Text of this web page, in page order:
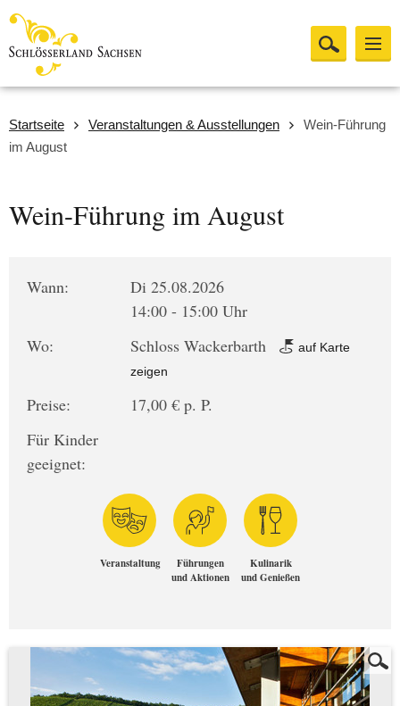
Startseite Veranstaltungen & Ausstellungen
Wein-Führung
im August
Wein-Führung im August
Wann:
Di 25.08.2026
14:00 - 15:00 Uhr
Wo:
Schloss Wackerbarth
auf Karte
zeigen
Preise:
17,00 € p. P.
Für Kinder
geeignet:
Veranstaltung
Führungen
und Aktionen
Kulinarik
und Genießen